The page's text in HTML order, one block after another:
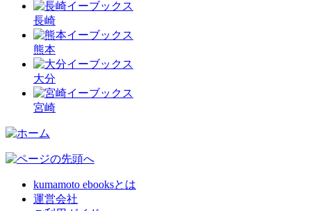
長崎
熊本
大分
宮崎
kumamoto ebooksとは
運営会社